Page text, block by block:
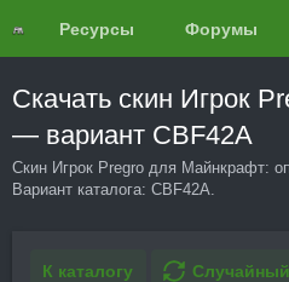
Ресурсы Форумы
Скачать скин Игрок
— вариант CBF42A
Скин Игрок Pregro для Майнкрафт:
Вариант каталога: CBF42A.
К каталогу